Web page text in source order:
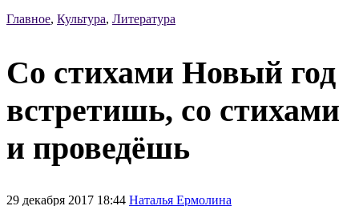
Главное, Культура, Литература
Со стихами Новый год
встретишь, со стихами
и проведёшь
29 декабря 2017 18:44 Наталья Ермолина